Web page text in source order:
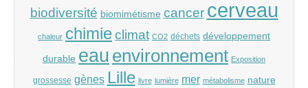
biodiversité biomimétisme cancer cerveau
chaleur chimieclimat CO2 déchets développement
durable eau environnement Exposition
grossesse gènes Lille livre lumière mer métabolisme nature